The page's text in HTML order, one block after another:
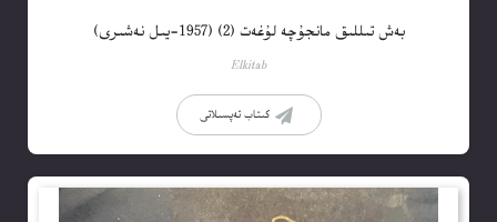
بەش تىللىق مانجۇچە لۇغەت (2) (1957-يىل نەشىرى)
Elkitab
كىتاب تەپسىلاتى